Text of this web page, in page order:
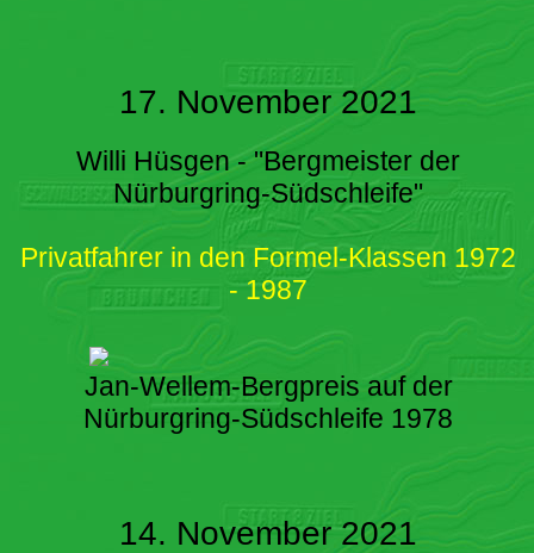
17. November 2021
Willi Hüsgen - "Bergmeister der
Nürburgring-Südschleife"
Privatfahrer in den Formel-Klassen 1972
- 1987
Jan-Wellem-Bergpreis auf der
Nürburgring-Südschleife 1978
14. November 2021